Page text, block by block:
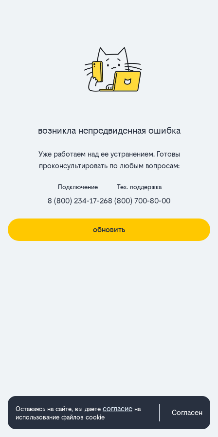
Возникла непредвиденная ошибка
Уже работаем над ее устранением. Готовы
проконсультировать по любым вопросам:
Подключение
8 (800) 234-17-26
Тех. поддержка
8 (800) 700-80-00
обновить
Оставаясь на сайте, вы даете согласие на
использование файлов cookie
Согласен